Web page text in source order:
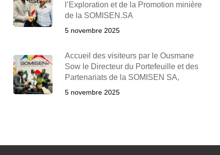
l’Exploration et de la Promotion minière
de la SOMISEN.SA
5 novembre 2025
Accueil des visiteurs par le Ousmane
Sow le Directeur du Portefeuille et des
Partenariats de la SOMISEN SA,
5 novembre 2025